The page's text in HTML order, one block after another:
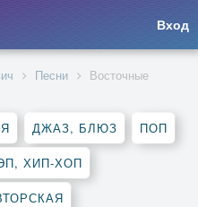
Вход
Песни
Восточные
ДЖАЗ, БЛЮЗ ПОП
ХИП-ХОП